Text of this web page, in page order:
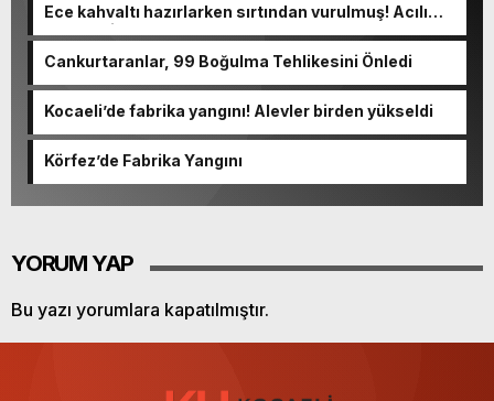
Ece kahvaltı hazırlarken sırtından vurulmuş! Acılı
anne: Evime patates almak haram
Cankurtaranlar, 99 Boğulma Tehlikesini Önledi
Kocaeli’de fabrika yangını! Alevler birden yükseldi
Körfez’de Fabrika Yangını
YORUM YAP
Bu yazı yorumlara kapatılmıştır.